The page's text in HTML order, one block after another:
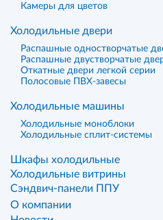
Камеры для цветов
Холодильные двери
Распашные одностворчатые
Распашные двустворчатые
Откатные двери легкой серии
Полосовые ПВХ-завесы
Холодильные машины
Холодильные моноблоки
Холодильные сплит-системы
Шкафы холодильные
Холодильные витрины
Сэндвич-панели ППУ
О компании